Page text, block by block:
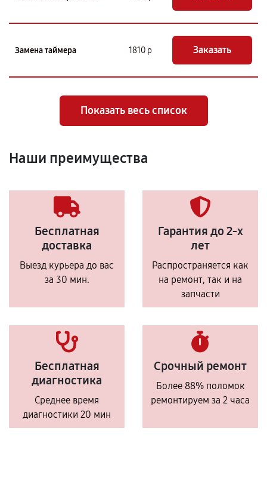
Замена таймера 1810 р Заказать
Показать весь список
Наши преимущества
Бесплатная
доставка
Выезд курьера до вас
за 30 мин.
Гарантия до 2-х
лет
Распространяется как
на ремонт, так и на
запчасти
Бесплатная
диагностика
Среднее время
диагностики 20 мин
Срочный ремонт
Более 88% поломок
ремонтируем за 2 часа